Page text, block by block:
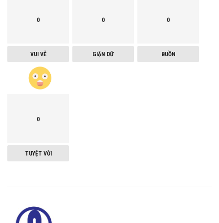
0
VUI VẺ
0
GIẬN DỮ
0
BUỒN
0
TUYỆT VỜI